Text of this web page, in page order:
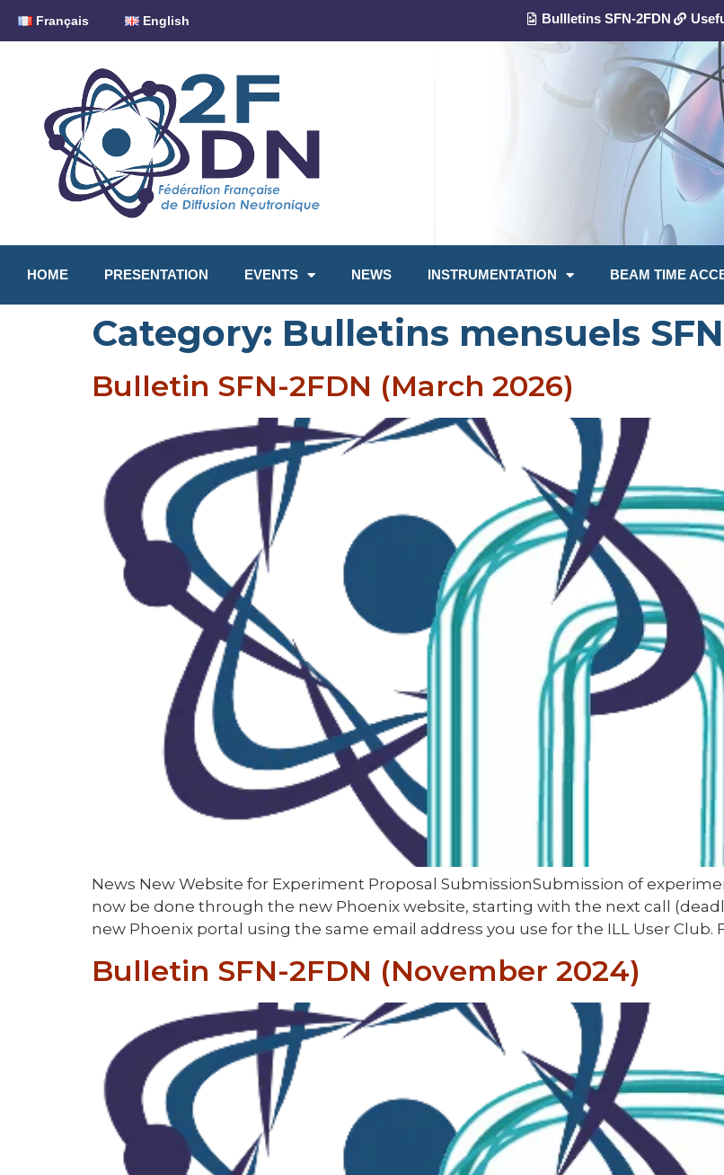
Français English Bullletins SFN-2FDN
HOME PRESENTATION EVENTS NEWS INSTRUMENTATION BEAM TIME
Category: Bulletins mensuels
Bulletin SFN-2FDN (March 2026)
News New Website for Experiment Proposal SubmissionSubmission of
now be done through the new Phoenix website, starting with the next call
new Phoenix portal using the same email address you use for the ILL User Club.
Bulletin SFN-2FDN (November 2024)